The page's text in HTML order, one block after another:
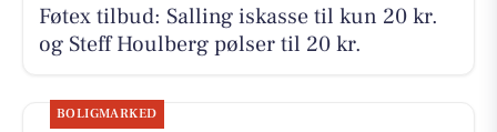
Føtex tilbud: Salling iskasse til kun 20 kr.
og Steff Houlberg pølser til 20 kr.
BOLIGMARKED